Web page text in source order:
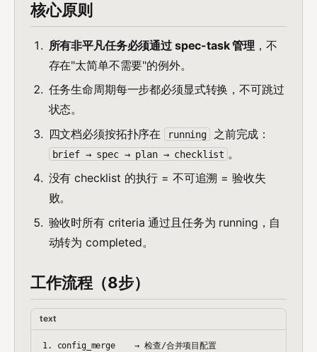
核心原则
所有非平凡任务必须通过 spec-task 管理 ，不
存在"太简单不需要"的例外。
任务生命周期每一步都必须显式转换，不可跳过
状态。
四文档必须按拓扑序在
running 之前完成：
brief → spec → plan → checklist 。
没有 checklist 的执行 = 不可追溯 = 验收失
败。
验收时所有 criteria 通过且任务为 running，自
动转为 completed。
工作流程（8步）
text
1. config_merge    → 检查/合并项目配置